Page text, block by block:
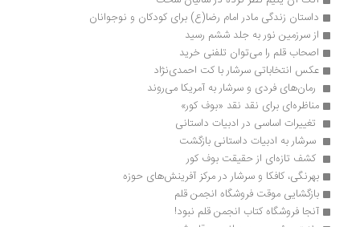
داستان زندگی مادر امام رضا(ع) برای کودکان و نوجوانان
از سرزمین نور به جلد ششم رسید
اصحاب قلم را می‌توان تلفنی خرید
عکس انتخاباتی سرشار با کت احمدی‌نژاد
رمان‌های فردی و سرشار به آمریکا می‌روند
مناظره‌ای برای نقد نقد «بوف کور»
تغییرات اساسی در ادبیات داستانی
سرشار به ادبیات داستانی بازگشت
کشف تازه‌ای از حقیقت بوف کور
بهرنگی، کافکا و سرشار در مرکز آفرینش‌های حوزه
بازگشایی موقت فروشگاه انجمن قلم
آنجا فروشگاه کتاب انجمن قلم نبود!